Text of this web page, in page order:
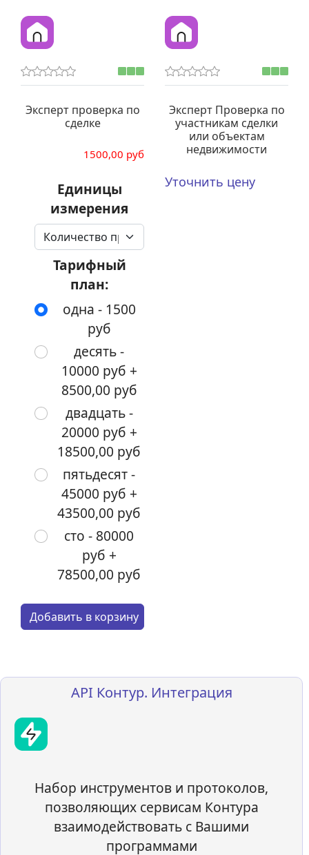
Эксперт проверка по
сделке
1500,00 руб
Единицы
измерения
Тарифный
план:
одна - 1500
руб
десять -
10000 руб +
8500,00 руб
двадцать -
20000 руб +
18500,00 руб
пятьдесят -
45000 руб +
43500,00 руб
сто - 80000
руб +
78500,00 руб
Кол-во:
Добавить в корзину
Эксперт Проверка по
участникам сделки
или объектам
недвижимости
Уточнить цену
API Контур. Интеграция
Набор инструментов и протоколов,
позволяющих сервисам Контура
взаимодействовать с Вашими
программами